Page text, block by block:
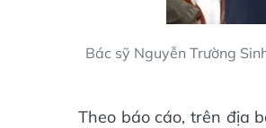
Bác sỹ Nguyễn Trường
Theo báo cáo, trên địa